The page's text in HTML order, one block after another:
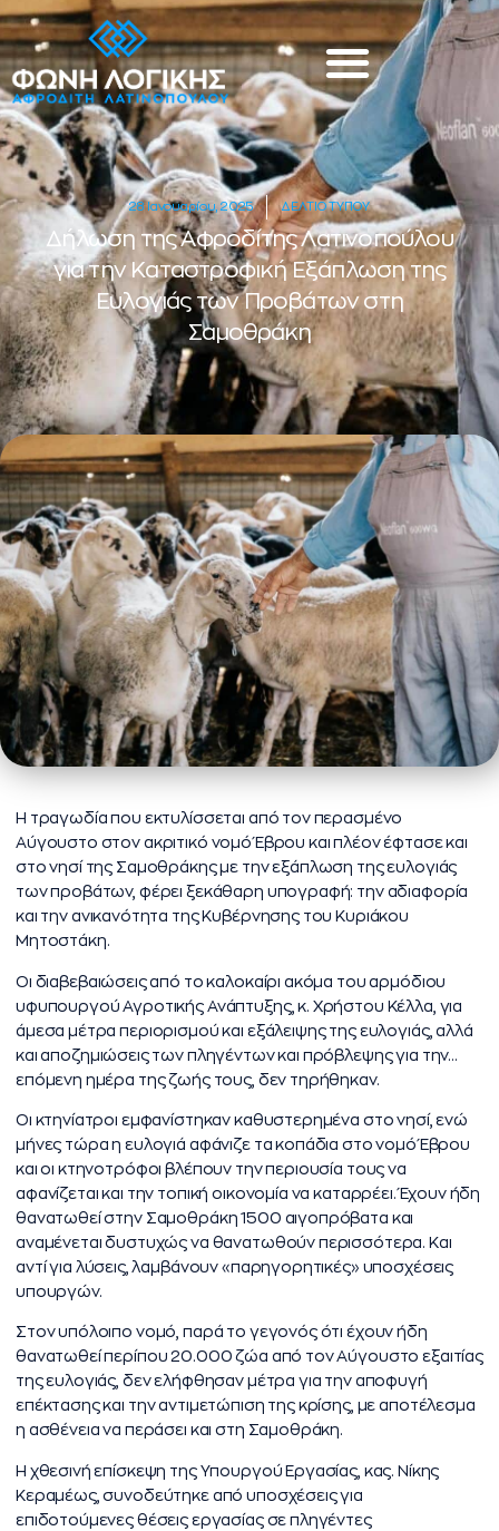
28 Ιανουαρίου, 2025 ΔΕΛΤΙΟ ΤΥΠΟΥ
Δήλωση της Αφροδίτης Λατινοπούλου
για την Καταστροφική Εξάπλωση της
Ευλογιάς των Προβάτων στη
Σαμοθράκη
Η τραγωδία που εκτυλίσσεται από τον περασμένο
Αύγουστο στον ακριτικό νομό Έβρου και πλέον έφτασε και
στο νησί της Σαμοθράκης με την εξάπλωση της ευλογιάς
των προβάτων, φέρει ξεκάθαρη υπογραφή: την αδιαφορία
και την ανικανότητα της Κυβέρνησης του Κυριάκου
Μητοστάκη.
Οι διαβεβαιώσεις από το καλοκαίρι ακόμα του αρμόδιου
υφυπουργού Αγροτικής Ανάπτυξης, κ. Χρήστου Κέλλα, για
άμεσα μέτρα περιορισμού και εξάλειψης της ευλογιάς, αλλά
και αποζημιώσεις των πληγέντων και πρόβλεψης για την…
επόμενη ημέρα της ζωής τους, δεν τηρήθηκαν.
Οι κτηνίατροι εμφανίστηκαν καθυστερημένα στο νησί, ενώ
μήνες τώρα η ευλογιά αφάνιζε τα κοπάδια στο νομό Έβρου
και οι κτηνοτρόφοι βλέπουν την περιουσία τους να
αφανίζεται και την τοπική οικονομία να καταρρέει. Έχουν ήδη
θανατωθεί στην Σαμοθράκη 1500 αιγοπρόβατα και
αναμένεται δυστυχώς να θανατωθούν περισσότερα. Και
αντί για λύσεις, λαμβάνουν «παρηγορητικές» υποσχέσεις
υπουργών.
Στον υπόλοιπο νομό, παρά το γεγονός ότι έχουν ήδη
θανατωθεί περίπου 20.000 ζώα από τον Αύγουστο εξαιτίας
της ευλογιάς, δεν ελήφθησαν μέτρα για την αποφυγή
επέκτασης και την αντιμετώπιση της κρίσης, με αποτέλεσμα
η ασθένεια να περάσει και στη Σαμοθράκη.
Η χθεσινή επίσκεψη της Υπουργού Εργασίας, κας. Νίκης
Κεραμέως, συνοδεύτηκε από υποσχέσεις για
επιδοτούμενες θέσεις εργασίας σε πληγέντες